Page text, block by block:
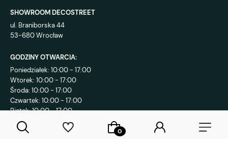
SHOWROOM DECOSTREET
ul. Braniborska 44
53-680 Wrocław
GODZINY OTWARCIA:
Poniedziałek: 10:00 - 17:00
Wtorek: 10:00 - 17:00
Środa: 10:00 - 17:00
Czwartek: 10:00 - 17:00
Piątek: 10:00 - 17:00
KONTAKT: